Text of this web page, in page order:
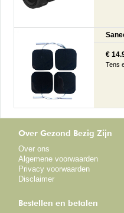
€
Tens
Over Gezond Bezig Zijn
Over ons
Algemene voorwaarden
Privacy voorwaarden
Disclaimer
Bestellen en betalen